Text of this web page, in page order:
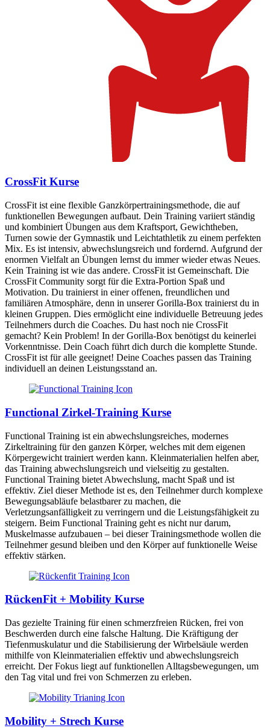
CrossFit Kurse
CrossFit ist eine flexible Ganzkörpertrainingsmethode, die auf
funktionellen Bewegungen aufbaut. Dein Training variiert ständig
und kombiniert Übungen aus dem Kraftsport, Gewichtheben,
Turnen sowie der Gymnastik und Leichtathletik zu einem perfekten
Mix. Es ist intensiv, abwechslungsreich und fordernd. Aufgrund der
enormen Vielfalt an Übungen lernst du immer wieder etwas Neues.
Kein Training ist wie das andere. CrossFit ist Gemeinschaft. Die
CrossFit Community sorgt für die Extra-Portion Spaß und
Motivation. Du trainierst in einer offenen, freundlichen und
familiären Atmosphäre, denn in unserer Gorilla-Box trainierst du in
kleinen Gruppen. Dies ermöglicht eine individuelle Betreuung jedes
Teilnehmers durch die Coaches. Du hast noch nie CrossFit
gemacht? Kein Problem! In der Gorilla-Box benötigst du keinerlei
Vorkenntnisse. Dein Coach führt dich durch die komplette Stunde.
CrossFit ist für alle geeignet! Deine Coaches passen das Training
individuell an deinen Leistungsstand an.
Functional Zirkel-Training Kurse
Functional Training ist ein abwechslungsreiches, modernes
Zirkeltraining für den ganzen Körper, welches mit dem eigenen
Körpergewicht trainiert werden kann. Kleinmaterialien helfen aber,
das Training abwechslungsreich und vielseitig zu gestalten.
Functional Training bietet Abwechslung, macht Spaß und ist
effektiv. Ziel dieser Methode ist es, den Teilnehmer durch komplexe
Bewegungsabläufe belastbarer zu machen, die
Verletzungsanfälligkeit zu verringern und die Leistungsfähigkeit zu
steigern. Beim Functional Training geht es nicht nur darum,
Muskelmasse aufzubauen – bei dieser Trainingsmethode wollen die
Teilnehmer gesund bleiben und den Körper auf funktionelle Weise
effektiv stärken.
RückenFit + Mobility Kurse
Das gezielte Training für einen schmerzfreien Rücken, frei von
Beschwerden durch eine falsche Haltung. Die Kräftigung der
Tiefenmuskulatur und die Stabilisierung der Wirbelsäule werden
mithilfe von Kleinmaterialien effektiv und abwechslungsreich
erreicht. Der Fokus liegt auf funktionellen Alltagsbewegungen, um
den Tag vital und frei von Schmerzen zu erleben.
Mobility + Strech Kurse